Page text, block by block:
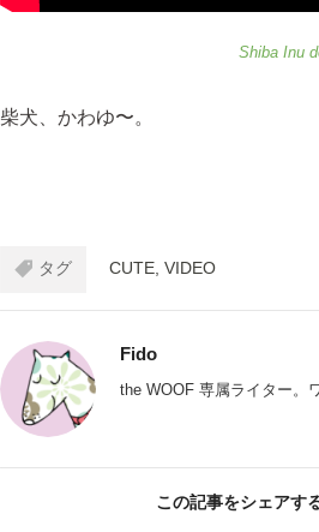
Shiba Inu
柴犬、かわゆ〜。
タグ CUTE, VIDEO
Fido
the WOOF 専属ライター。
この記事をシェアす